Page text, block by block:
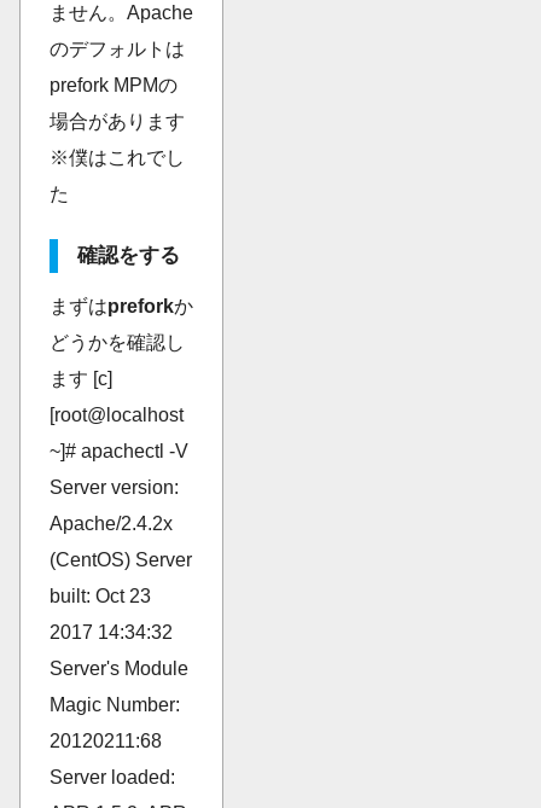
ません。Apache
のデフォルトは
prefork MPMの
場合があります
※僕はこれでし
た
確認をする
まずはpreforkか
どうかを確認し
ます [c]
[root@localhost
~]# apachectl -V
Server version:
Apache/2.4.2x
(CentOS) Server
built: Oct 23
2017 14:34:32
Server's Module
Magic Number:
20120211:68
Server loaded: